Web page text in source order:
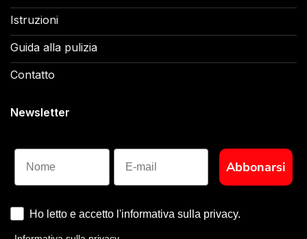
Istruzioni
Guida alla pulizia
Contatto
Newsletter
Nome
Abbonarsi
Ho letto e accetto l'informativa sulla privacy.